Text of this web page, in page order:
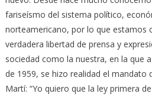
fariseísmo del sistema político,
norteamericano, por lo que estamos
verdadera libertad de prensa y
sociedad como la nuestra, en la que
de 1959, se hizo realidad el mandato
Martí: “Yo quiero que la ley primera